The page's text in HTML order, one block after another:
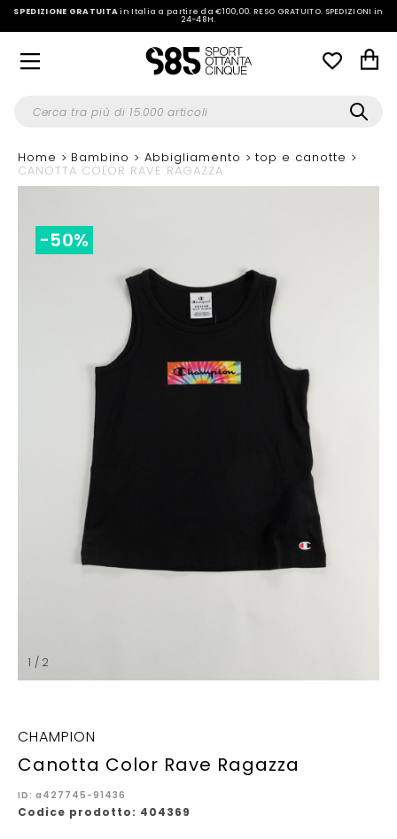
SPEDIZIONE GRATUITAin Italia a partire da €100,00.RESO GRATUITO. SPEDIZIONI in
24-48H.
Home Bambino Abbigliamento top e canotte
CANOTTA COLOR RAVE RAGAZZA
1 / 2
-50%
CHAMPION
Canotta Color Rave Ragazza
ID: a427745-91436
Codice prodotto: 404369